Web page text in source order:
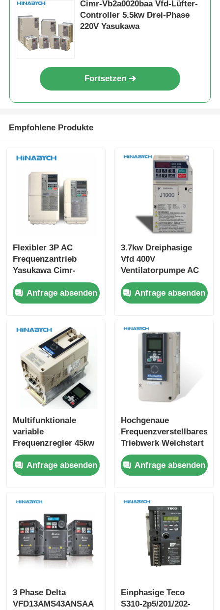
Cimr-Vb2a0020baa Vfd-Lüfter-
Controller 5.5kw Drei-Phase
220V Yasukawa
Fortsetzen
Empfohlene Produkte
Flexibler 3P AC
Frequenzantrieb
Yasukawa Cimr-
Lb4a0024fac
Sicherheit integriert
Anfrage absenden
3.7kw Dreiphasige
Vfd 400V
Ventilatorpumpe AC
Yasukawa Cimr-
Jb4a0009 Stabiler
Betrieb
Anfrage absenden
Multifunktionale
variable
Frequenzregler 45kw
Yasukawa Cipr-
Ga70b4089
Hochdrehmoment
Anfrage absenden
Hochgenaue
Frequenzverstellbares
Triebwerk Weichstart
Yasukawa Cipr-
CH70b4002 für Krane
Anfrage absenden
3 Phase Delta
VFD13AMS43ANSAA
Einphasige Teco
S310-2p5/201/202-